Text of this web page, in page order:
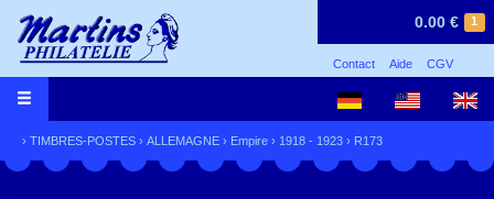
1
0.00 €
Contact Aide CGV
› TIMBRES-POSTES › ALLEMAGNE › Empire › 1918 - 1923 › R173